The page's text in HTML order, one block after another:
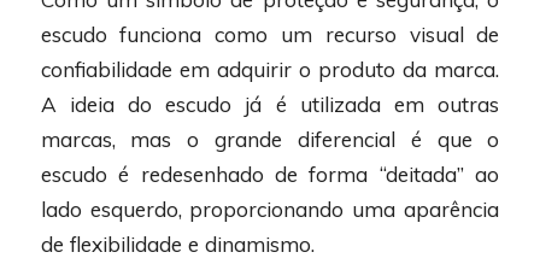
escudo funciona como um recurso visual de
confiabilidade em adquirir o produto da marca.
A ideia do escudo já é utilizada em outras
marcas, mas o grande diferencial é que o
escudo é redesenhado de forma “deitada” ao
lado esquerdo, proporcionando uma aparência
de flexibilidade e dinamismo.